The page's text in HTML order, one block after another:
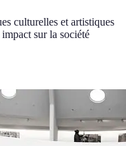
culturelles et artistiques
sur la société